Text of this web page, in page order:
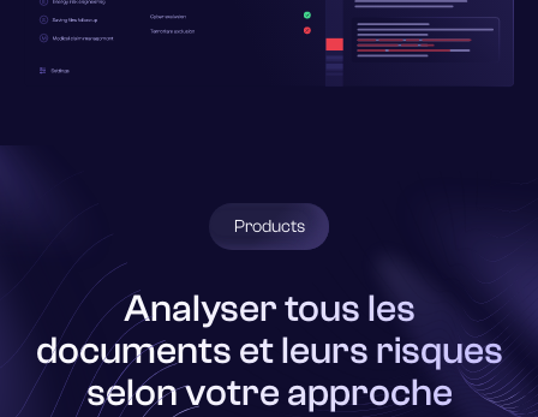
Products
Analyser tous les
documents et leurs risques
selon votre approche